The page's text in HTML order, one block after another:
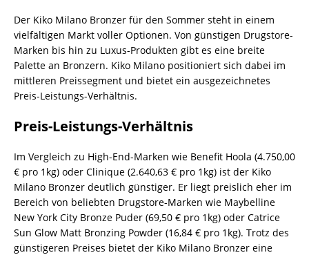
Der Kiko Milano Bronzer für den Sommer steht in einem
vielfältigen Markt voller Optionen. Von günstigen Drugstore-
Marken bis hin zu Luxus-Produkten gibt es eine breite
Palette an Bronzern. Kiko Milano positioniert sich dabei im
mittleren Preissegment und bietet ein ausgezeichnetes
Preis-Leistungs-Verhältnis.
Preis-Leistungs-Verhältnis
Im Vergleich zu High-End-Marken wie Benefit Hoola (4.750,00
€ pro 1kg) oder Clinique (2.640,63 € pro 1kg) ist der Kiko
Milano Bronzer deutlich günstiger. Er liegt preislich eher im
Bereich von beliebten Drugstore-Marken wie Maybelline
New York City Bronze Puder (69,50 € pro 1kg) oder Catrice
Sun Glow Matt Bronzing Powder (16,84 € pro 1kg). Trotz des
günstigeren Preises bietet der Kiko Milano Bronzer eine